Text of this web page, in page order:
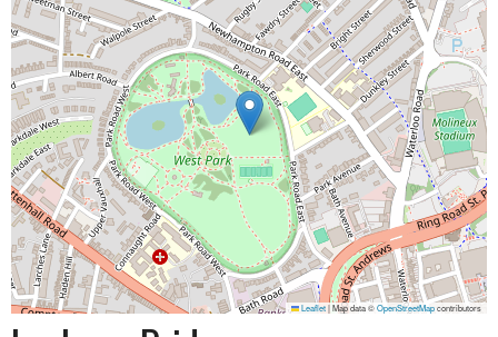
Leaflet|Map data ©OpenStreetMapcontributors